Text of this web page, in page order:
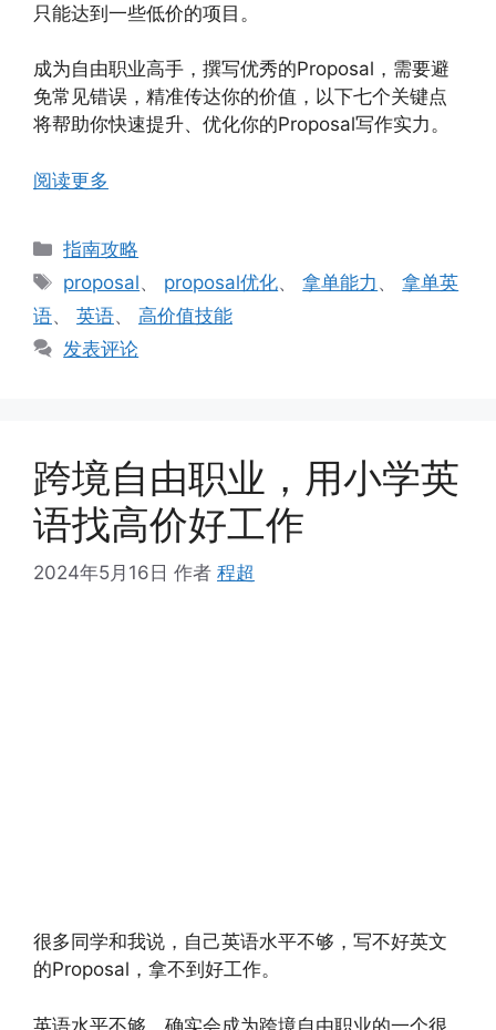
只能达到一些低价的项目。
成为自由职业高手，撰写优秀的Proposal，需要避
免常见错误，精准传达你的价值，以下七个关键点
将帮助你快速提升、优化你的Proposal写作实力。
阅读更多
分
指南攻略
标
签
proposal、 proposal优化、拿单能力 、拿单英
语、 英语、 高价值技能
发表评论
跨境自由职业，用小学英
语找高价好工作
2024年5月16日 作者 程超
很多同学和我说，自己英语水平不够，写不好英文
的Proposal，拿不到好工作。
英语水平不够，确实会成为跨境自由职业的一个很